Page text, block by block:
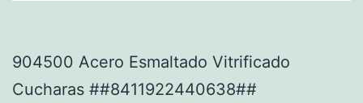
904500 Acero Esmaltado Vitrificado
Cucharas ##8411922440638##